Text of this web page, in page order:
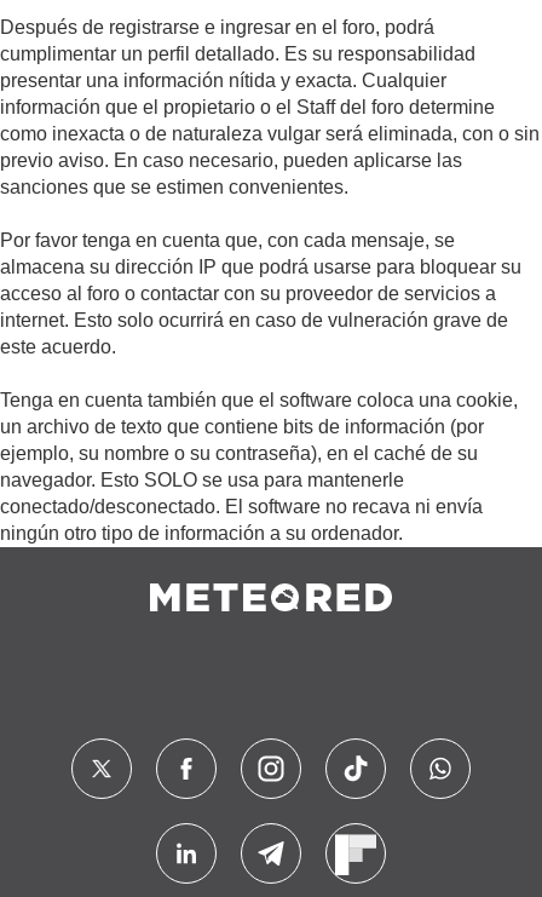
Después de registrarse e ingresar en el foro, podrá
cumplimentar un perfil detallado. Es su responsabilidad
presentar una información nítida y exacta. Cualquier
información que el propietario o el Staff del foro determine
como inexacta o de naturaleza vulgar será eliminada, con o sin
previo aviso. En caso necesario, pueden aplicarse las
sanciones que se estimen convenientes.
Por favor tenga en cuenta que, con cada mensaje, se
almacena su dirección IP que podrá usarse para bloquear su
acceso al foro o contactar con su proveedor de servicios a
internet. Esto solo ocurrirá en caso de vulneración grave de
este acuerdo.
Tenga en cuenta también que el software coloca una cookie,
un archivo de texto que contiene bits de información (por
ejemplo, su nombre o su contraseña), en el caché de su
navegador. Esto SOLO se usa para mantenerle
conectado/desconectado. El software no recava ni envía
ningún otro tipo de información a su ordenador.